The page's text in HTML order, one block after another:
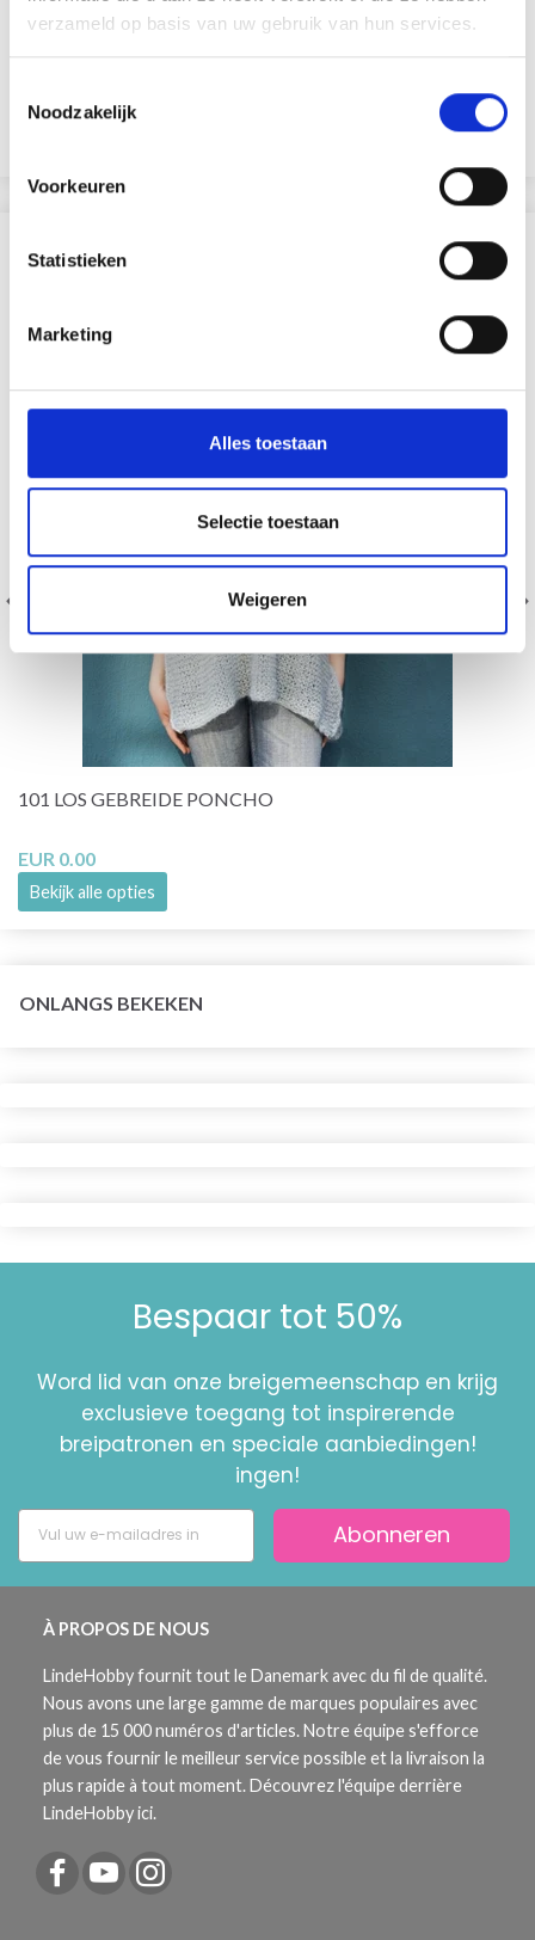
verzameld op basis van uw gebruik van hun services.
Noodzakelijk
Voorkeuren
Statistieken
Marketing
Alles toestaan
Selectie toestaan
Weigeren
EUR 22.95EUR 31.05
ANDEREN KOCHTEN OOK
101 LOS GEBREIDE PONCHO
EUR 0.00
Bekijk alle opties
ONLANGS BEKEKEN
Bespaar tot 50%
Word lid van onze breigemeenschap en krijg
exclusieve toegang tot inspirerende
breipatronen en speciale aanbiedingen!
ingen!
Abonneren
À PROPOS DE NOUS
LindeHobby fournit tout le Danemark avec du fil de qualité.
Nous avons une large gamme de marques populaires avec
plus de 15 000 numéros d'articles. Notre équipe s'efforce
de vous fournir le meilleur service possible et la livraison la
plus rapide à tout moment. Découvrez l'équipe derrière
LindeHobby ici.